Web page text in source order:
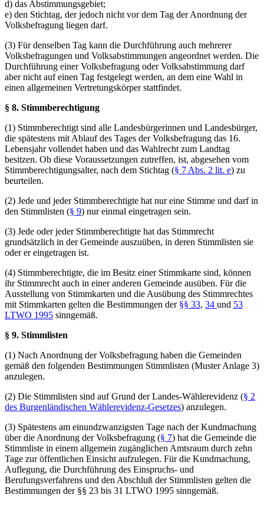
d) das Abstimmungsgebiet;
e) den Stichtag, der jedoch nicht vor dem Tag der Anordnung der
Volksbefragung liegen darf.
(3) Für denselben Tag kann die Durchführung auch mehrerer
Volksbefragungen und Volksabstimmungen angeordnet werden. Die
Durchführung einer Volksbefragung oder Volksabstimmung darf
aber nicht auf einen Tag festgelegt werden, an dem eine Wahl in
einen allgemeinen Vertretungskörper stattfindet.
§ 8. Stimmberechtigung
(1) Stimmberechtigt sind alle Landesbürgerinnen und Landesbürger,
die spätestens mit Ablauf des Tages der Volksbefragung das 16.
Lebensjahr vollendet haben und das Wahlrecht zum Landtag
besitzen. Ob diese Voraussetzungen zutreffen, ist, abgesehen vom
Stimmberechtigungsalter, nach dem Stichtag (§ 7 Abs. 2 lit. e) zu
beurteilen.
(2) Jede und jeder Stimmberechtigte hat nur eine Stimme und darf in
den Stimmlisten (§ 9) nur einmal eingetragen sein.
(3) Jede oder jeder Stimmberechtigte hat das Stimmrecht
grundsätzlich in der Gemeinde auszuüben, in deren Stimmlisten sie
oder er eingetragen ist.
(4) Stimmberechtigte, die im Besitz einer Stimmkarte sind, können
ihr Stimmrecht auch in einer anderen Gemeinde ausüben. Für die
Ausstellung von Stimmkarten und die Ausübung des Stimmrechtes
mit Stimmkarten gelten die Bestimmungen der §§ 33, 34 und 53
LTWO 1995 sinngemäß.
§ 9. Stimmlisten
(1) Nach Anordnung der Volksbefragung haben die Gemeinden
gemäß den folgenden Bestimmungen Stimmlisten (Muster Anlage 3)
anzulegen.
(2) Die Stimmlisten sind auf Grund der Landes-Wählerevidenz (§ 2
des Burgenländischen Wählerevidenz-Gesetzes) anzulegen.
(3) Spätestens am einundzwanzigsten Tage nach der Kundmachung
über die Anordnung der Volksbefragung (§ 7) hat die Gemeinde die
Stimmliste in einem allgemein zugänglichen Amtsraum durch zehn
Tage zur öffentlichen Einsicht aufzulegen. Für die Kundmachung,
Auflegung, die Durchführung des Einspruchs- und
Berufungsverfahrens und den Abschluß der Stimmlisten gelten die
Bestimmungen der §§ 23 bis 31 LTWO 1995 sinngemäß.